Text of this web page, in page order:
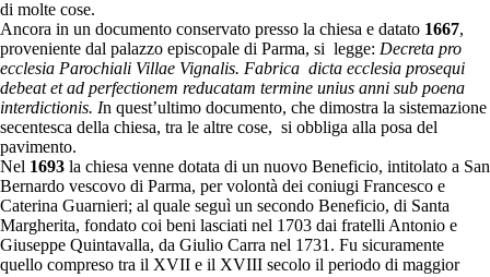
di molte cose.
Ancora in un documento conservato presso la chiesa e datato 1667,
proveniente dal palazzo episcopale di Parma, si legge: Decreta pro
ecclesia Parochiali Villae Vignalis. Fabrica dicta ecclesia prosequi
debeat et ad perfectionem reducatam termine unius anni sub poena
interdictionis. In quest’ultimo documento, che dimostra la sistemazione
secentesca della chiesa, tra le altre cose, si obbliga alla posa del
pavimento.
Nel 1693 la chiesa venne dotata di un nuovo Beneficio, intitolato a San
Bernardo vescovo di Parma, per volontà dei coniugi Francesco e
Caterina Guarnieri; al quale seguì un secondo Beneficio, di Santa
Margherita, fondato coi beni lasciati nel 1703 dai fratelli Antonio e
Giuseppe Quintavalla, da Giulio Carra nel 1731. Fu sicuramente
quello compreso tra il XVII e il XVIII secolo il periodo di maggior